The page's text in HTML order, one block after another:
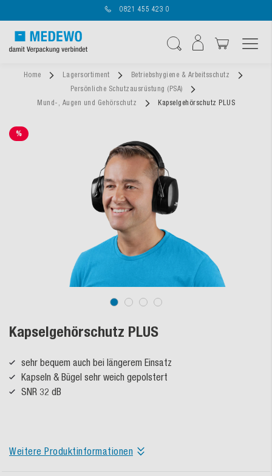
0821 455 423 0
Home Lagersortiment
Betriebshygiene & Arbeitsschutz
Persönliche Schutzausrüstung (PSA)
Mund-, Augen und Gehörschutz
Kapselgehörschutz PLUS
%
Kapselgehörschutz PLUS
sehr bequem auch bei längerem Einsatz
Kapseln & Bügel sehr weich gepolstert
SNR 32 dB
Weitere Produktinformationen